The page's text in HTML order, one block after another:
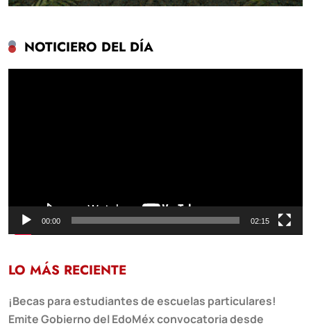
NOTICIERO DEL DÍA
00:00 02:15
LO MÁS RECIENTE
¡Becas para estudiantes de escuelas particulares!
Emite Gobierno del EdoMéx convocatoria desde